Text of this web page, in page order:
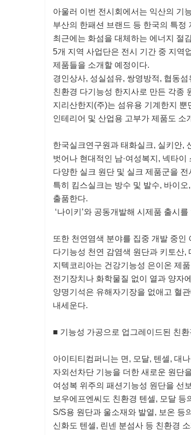
아울러 이번 전시회에서는 익산의 기
부산의 한패션 브랜드 등 한국의 특정
최근에는 화섬을 대체하는 에너지 절
5개 지역 사업단은 전시 기간 중 지역
제품들을 소개할 예정이다.
경인상사, 성실섬유, 쌍영방적, 협동
친환경 다기능성 한지사로 만든 각종
지리산한지(주)는 섬유용 기계한지
인테리어 및 산업용 고부가 제품도 소
한국실크연구원과 태화실크, 실키안,
벗어나 현대적인 남·여성복지, 넥타
다양한 실크 원단 및 실크 제품군을 전
특히 킴스실크는 방수 및 발수, 바이
출품한다.
‘나이키’와 공동개발해 시제품 출시
또한 천연염색 분야를 집중 개발 중인
다기능성 천연 감염색 원단과 키토산,
지텍코리아는 건강기능성 은이온 제
전기장치나 화학물질 없이 열과 양자
양명기석은 유해자기장을 없애고 혈
내세운다.
■ 기능성 가공으로 업그레이드된 친환
아이티티컴퍼니는 면, 모달, 텐셀, 대
자외선차단 기능을 더한 새로운 원단
여성복 위주의 패션기능성 원단을 선
보우에프엔씨도 친환경 텐셀, 모달
S/S용 원단과 울소재와 발열, 보온 등
신화도 텐셀, 린넨 분섬사 등 친환경